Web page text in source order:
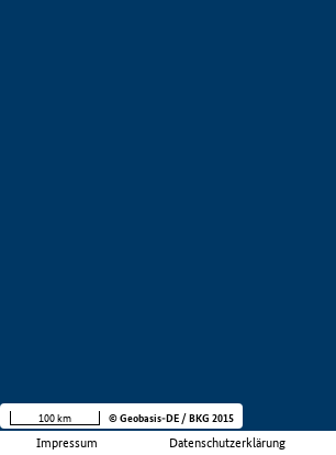
Impressum Datenschutzerklärung
100 km © Geobasis-DE / BKG 2015